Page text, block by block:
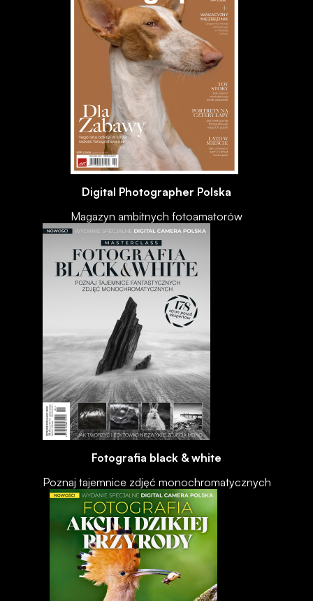
Digital Photographer Polska
Magazyn ambitnych fotoamatorów
Fotografia black & white
Poznaj tajemnice zdjęć monochromatycznych